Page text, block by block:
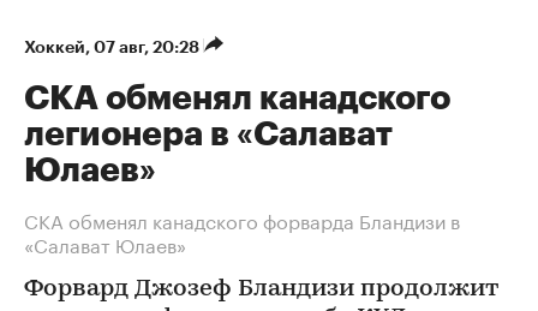
Хоккей⁠, 07 авг, 20:28
СКА обменял канадского
легионера в «Салават
Юлаев»
СКА обменял канадского форварда Бландизи в
«Салават Юлаев»
Форвард Джозеф Бландизи продолжит